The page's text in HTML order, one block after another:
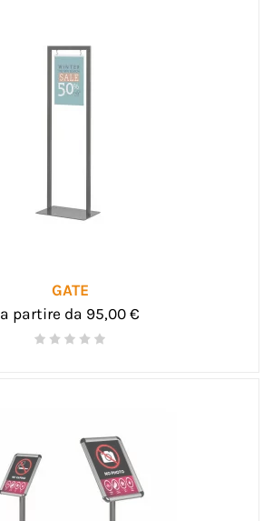
GATE
a partire da 95,00 €